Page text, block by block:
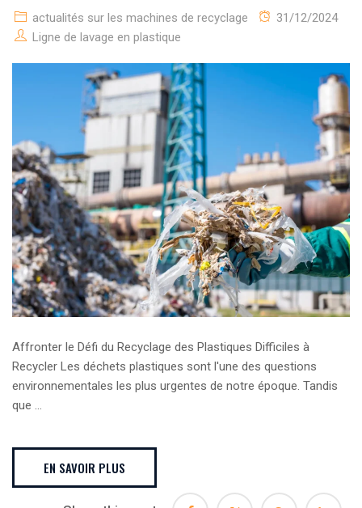
actualités sur les machines de recyclage
31/12/2024
Ligne de lavage en plastique
Affronter le Défi du Recyclage des Plastiques Difficiles à
Recycler Les déchets plastiques sont l'une des questions
environnementales les plus urgentes de notre époque. Tandis
que ...
EN SAVOIR PLUS